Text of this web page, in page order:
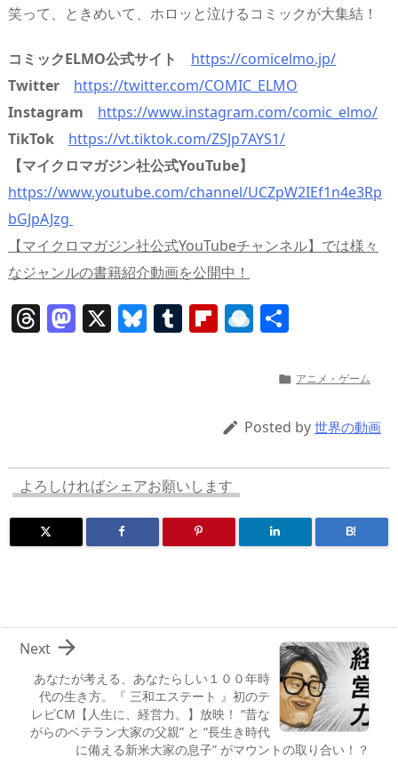
笑って、ときめいて、ホロッと泣けるコミックが大集結！
コミックELMO公式サイト https://comicelmo.jp/
Twitter
https://twitter.com/COMIC_ELMO
Instagram https://www.instagram.com/comic_elmo/
TikTok
https://vt.tiktok.com/ZSJp7AYS1/
【マイクロマガジン社公式YouTube】
https://www.youtube.com/channel/UCZpW2IEf1n4e3Rp
bGJpAJzg
【マイクロマガジン社公式YouTubeチャンネル】では様々
なジャンルの書籍紹介動画を公開中！
T
s
M
o
n
X Bl T Fl
ar
d
R
ro
p.
 アニメ・ゲーム
 Posted by 世界の動画
よろしければシェアお願いします
B!
あなたが考える、あなたらしい１００年時
代の生き方。『 三和エステート 』初のテ
レビCM【人生に、経営力。】放映！ “昔な
がらのベテラン大家の父親” と “長生き時代
に備える新米大家の息子” がマウントの取り合い！？

Next